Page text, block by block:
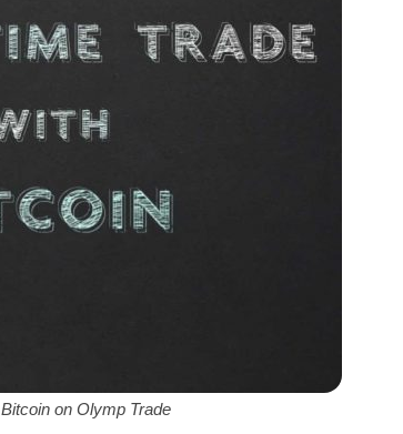
on Olymp Trade